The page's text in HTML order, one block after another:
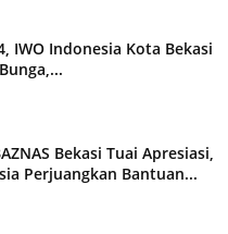
IWO Indonesia Kota Bekasi
Bekasi Tuai Apresiasi,
Perjuangkan Bantuan...